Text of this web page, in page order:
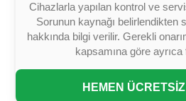
Cihazlarla yapılan kontrol ve
Sorunun kaynağı belirlendikten
hakkında bilgi verilir. Gerekli
kapsamına göre ayrıca
HEMEN